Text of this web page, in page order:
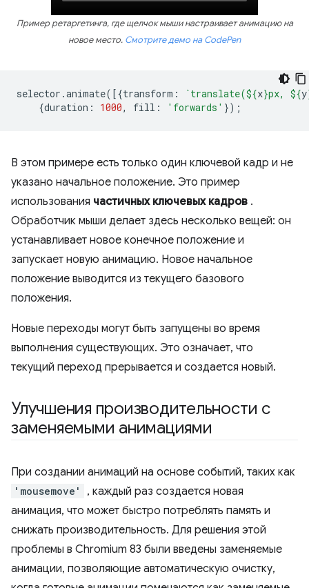
Пример ретаргетинга, где щелчок мыши настраивает анимацию на
новое место. Смотрите демо на CodePen
selector .animate([{transform : `translate(${x}px, ${y
{duration : 1000, fill : 'forwards' });
В этом примере есть только один ключевой кадр и не
указано начальное положение. Это пример
использования частичных ключевых кадров .
Обработчик мыши делает здесь несколько вещей: он
устанавливает новое конечное положение и
запускает новую анимацию. Новое начальное
положение выводится из текущего базового
положения.
Новые переходы могут быть запущены во время
выполнения существующих. Это означает, что
текущий переход прерывается и создается новый.
Улучшения производительности с
заменяемыми анимациями
При создании анимаций на основе событий, таких как
'mousemove'
, каждый раз создается новая
анимация, что может быстро потреблять память и
снижать производительность. Для решения этой
проблемы в Chromium 83 были введены заменяемые
анимации, позволяющие автоматическую очистку,